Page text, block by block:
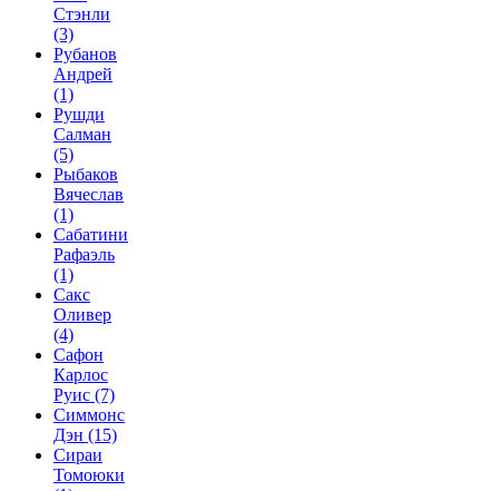
Стэнли
(3)
Рубанов
Андрей
(1)
Рушди
Салман
(5)
Рыбаков
Вячеслав
(1)
Сабатини
Рафаэль
(1)
Сакс
Оливер
(4)
Сафон
Карлос
Руис (7)
Симмонс
Дэн (15)
Сираи
Томоюки